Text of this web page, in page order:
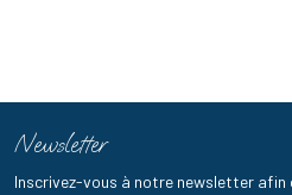
Newsletter
Inscrivez-vous à notre newsletter afin